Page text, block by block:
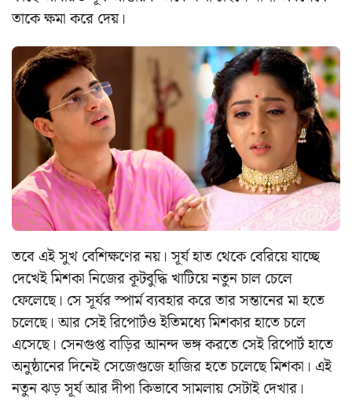
তাকে ক্ষমা করে দেয়।
তবে এই সুখ বেশিক্ষণের নয়। সূর্য হাত থেকে বেরিয়ে যাচ্ছে
দেখেই মিশকা নিজের কূটবুদ্ধি খাটিয়ে নতুন চাল চেলে
ফেলেছে। সে সূর্যর স্পার্ম ব্যবহার করে তার সন্তানের মা হতে
চলেছে। আর সেই রিপোর্টও ইতিমধ্যে মিশকার হাতে চলে
এসেছে। সেনগুপ্ত বাড়ির আনন্দ ভঙ্গ করতে সেই রিপোর্ট হাতে
অনুষ্ঠানের দিনেই সেজেগুজে হাজির হতে চলেছে মিশকা। এই
নতুন ঝড় সূর্য আর দীপা কিভাবে সামলায় সেটাই দেখার।